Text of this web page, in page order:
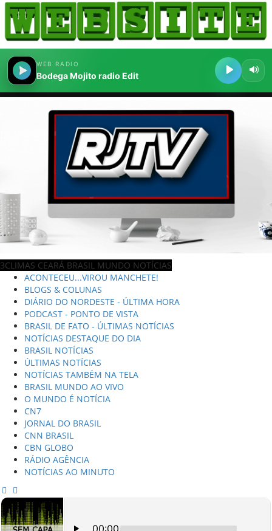
3CLIMAS CEARÁ BRASIL MUNDO NOTÍCIAS
ACONTECEU...VIROU MANCHETE!
BLOGS & COLUNAS
DIÁRIO DO NORDESTE - ÚLTIMA HORA
PODCAST - PONTO DE VISTA
BRASIL DE FATO - ÚLTIMAS NOTÍCIAS
NOTÍCIAS DESTAQUE DO DIA
BRASIL NOTÍCIAS
ÚLTIMAS NOTÍCIAS
NOTÍCIAS TAMBÉM NA TELA
BRASIL MUNDO AO VIVO
O MUNDO É NOTÍCIA
CN7
JORNAL DO BRASIL
CNN BRASIL
CBN GLOBO
RÁDIO AGÊNCIA
NOTÍCIAS AO MINUTO